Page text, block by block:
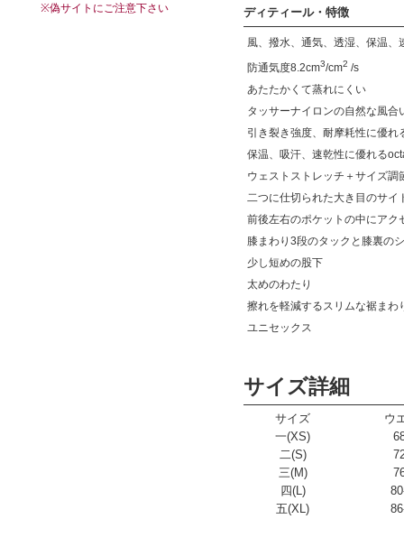
ディティール・特徴
風、撥水、通気、透湿、保温、
防通気度8.2cm3/cm2 /s
あたたかくて蒸れにくい
タッサーナイロンの自然な風合
引き裂き強度、耐摩耗性に優れ
保温、吸汗、速乾性に優れる
ウェストストレッチ＋サイズ調
二つに仕切られた大き目のサイ
前後左右のポケットの中にアク
膝まわり3段のタックと膝裏の
少し短めの股下
太めのわたり
擦れを軽減するスリムな裾まわ
ユニセックス
サイズ詳細
サイズ
ウ
一(XS)
二(S)
三(M)
四(L)
五(XL)